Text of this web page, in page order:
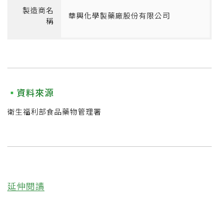
製造商名
稱
華興化學製藥廠股份有限公司
資料來源
衛生福利部食品藥物管理署
延伸閱讀